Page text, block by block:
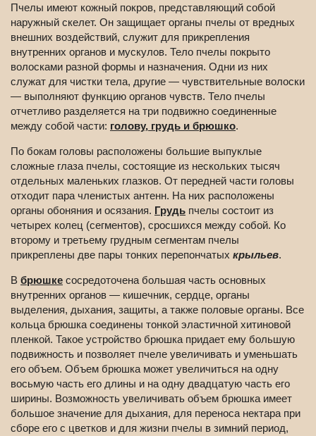
Пчелы имеют кожный покров, представляющий собой
наружный скелет. Он защищает органы пчелы от вредных
внешних воздействий, служит для прикрепления
внутренних органов и мускулов. Тело пчелы покрыто
волосками разной формы и назначения. Одни из них
служат для чистки тела, другие — чувствительные волоски
— выполняют функцию органов чувств. Тело пчелы
отчетливо разделяется на три подвижно соединенные
между собой части: голову, грудь и брюшко.
По бокам головы расположены большие выпуклые
сложные глаза пчелы, состоящие из нескольких тысяч
отдельных маленьких глазков. От передней части головы
отходит пара членистых антенн. На них расположены
органы обоняния и осязания. Грудь пчелы состоит из
четырех колец (сегментов), сросшихся между собой. Ко
второму и третьему грудным сегментам пчелы
прикреплены две пары тонких перепончатых крыльев.
В брюшке сосредоточена большая часть основных
внутренних органов — кишечник, сердце, органы
выделения, дыхания, защиты, а также половые органы. Все
кольца брюшка соединены тонкой эластичной хитиновой
пленкой. Такое устройство брюшка придает ему большую
подвижность и позволяет пчеле увеличивать и уменьшать
его объем. Объем брюшка может увеличиться на одну
восьмую часть его длины и на одну двадцатую часть его
ширины. Возможность увеличивать объем брюшка имеет
большое значение для дыхания, для переноса нектара при
сборе его с цветков и для жизни пчелы в зимний период,